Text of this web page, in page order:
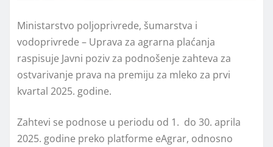
Ministarstvo polјoprivrede, šumarstva i
vodoprivrede – Uprava za agrarna plaćanja
raspisuje Javni poziv za podnošenje zahteva za
ostvarivanje prava na premiju za mleko za prvi
kvartal 2025. godine.
Zahtevi se podnose u periodu od 1. do 30. aprila
2025. godine preko platforme eAgrar, odnosno